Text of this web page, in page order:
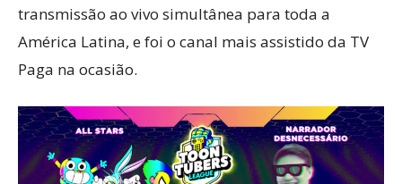
transmissão ao vivo simultânea para toda a
América Latina, e foi o canal mais assistido da TV
Paga na ocasião.